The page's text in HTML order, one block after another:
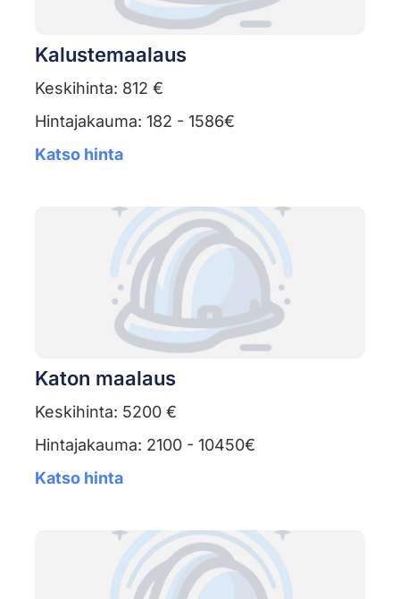
Kalustemaalaus
Keskihinta: 812 €
Hintajakauma: 182 - 1586€
Katso hinta
Katon maalaus
Keskihinta: 5200 €
Hintajakauma: 2100 - 10450€
Katso hinta